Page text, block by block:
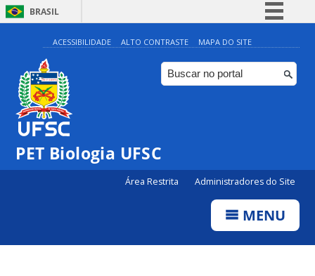
BRASIL
Simplifique!
Comunica BR
Participe
ACESSIBILIDADE ALTO CONTRASTE MAPA DO SITE
PET Biologia UFSC
Área Restrita Administradores do Site
MENU